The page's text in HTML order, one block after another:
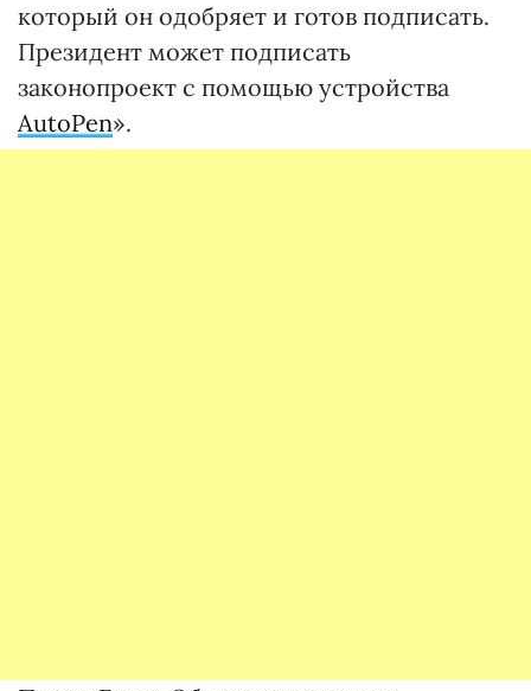
который он одобряет и готов подписать.
Президент может подписать
законопроект с помощью устройства
AutoPen».